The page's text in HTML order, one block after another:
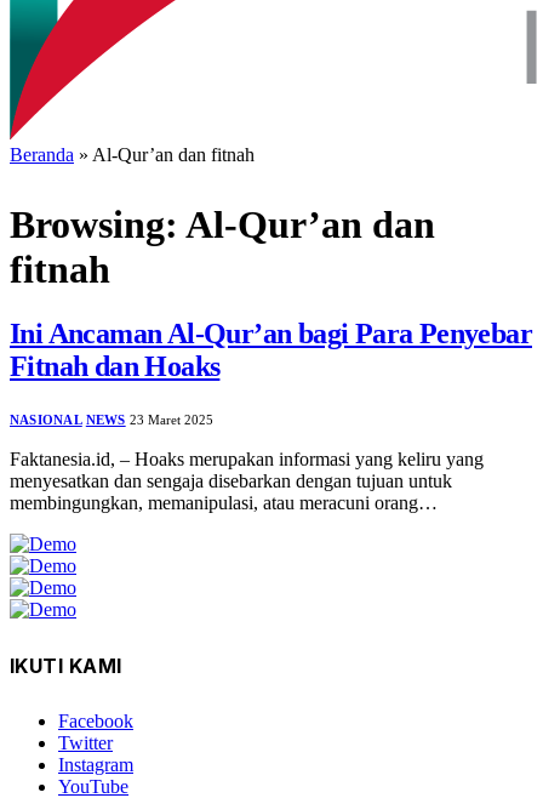
Beranda » Al-Qur’an dan fitnah
Browsing: Al-Qur’an dan
fitnah
Ini Ancaman Al-Qur’an bagi Para Penyebar
Fitnah dan Hoaks
NASIONAL NEWS 23 Maret 2025
Faktanesia.id, – Hoaks merupakan informasi yang keliru yang
menyesatkan dan sengaja disebarkan dengan tujuan untuk
membingungkan, memanipulasi, atau meracuni orang…
IKUTI KAMI
Facebook
Twitter
Instagram
YouTube